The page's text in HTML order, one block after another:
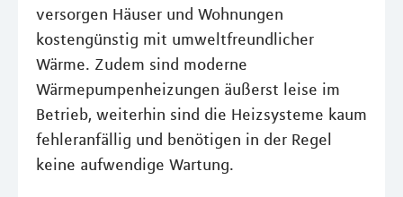
versorgen Häuser und Wohnungen
kostengünstig mit umweltfreundlicher
Wärme. Zudem sind moderne
Wärmepumpenheizungen äußerst leise im
Betrieb, weiterhin sind die Heizsysteme kaum
fehleranfällig und benötigen in der Regel
keine aufwendige Wartung.